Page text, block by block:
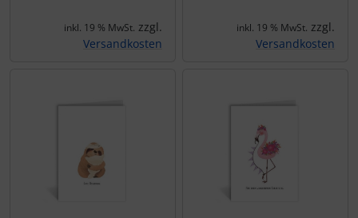
inkl. 19 % MwSt. zzgl.
Versandkosten
inkl. 19 % MwSt. zzgl.
Versandkosten